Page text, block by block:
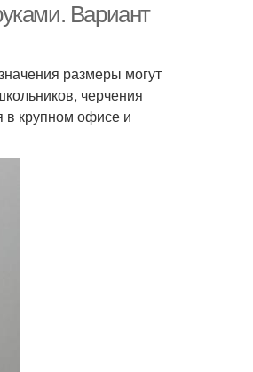
Вариант
размеры могут
черчения
в крупном офисе и